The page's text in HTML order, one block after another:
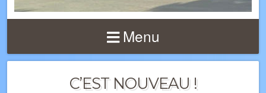
Menu
C’EST NOUVEAU !